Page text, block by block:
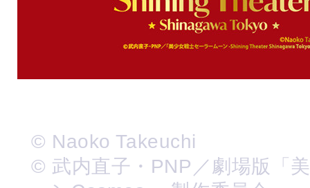
© Naoko Takeuchi
© 武内直子・PNP／劇場版「